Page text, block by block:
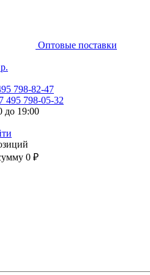
Оптовые поставки
798-82-47
798-05-32
до 19:00
0 ₽